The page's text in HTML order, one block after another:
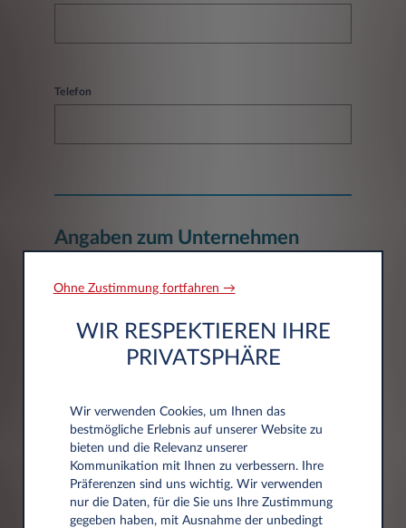
Telefon
Angaben zum Unternehmen
Unternehmen*
Adressdaten
Postleitzahl*
Ohne Zustimmung fortfahren →
WIR RESPEKTIEREN IHRE
PRIVATSPHÄRE
Wir verwenden Cookies, um Ihnen das
bestmögliche Erlebnis auf unserer Website zu
bieten und die Relevanz unserer
Kommunikation mit Ihnen zu verbessern. Ihre
Präferenzen sind uns wichtig. Wir verwenden
nur die Daten, für die Sie uns Ihre Zustimmung
gegeben haben, mit Ausnahme der unbedingt